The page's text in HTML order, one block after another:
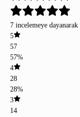
7 incelemeye dayanarak
5
57
57%
4
28
28%
3
14